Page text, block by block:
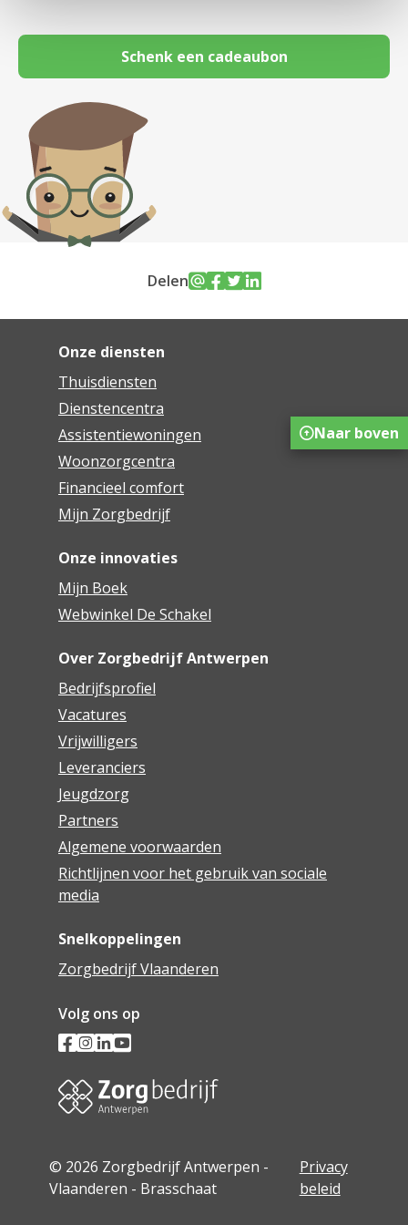
Schenk een cadeaubon
Delen
Onze diensten
Thuisdiensten
Dienstencentra
Assistentiewoningen
Woonzorgcentra
Financieel comfort
Mijn Zorgbedrijf
Onze innovaties
Mijn Boek
Webwinkel De Schakel
Over Zorgbedrijf Antwerpen
Bedrijfsprofiel
Vacatures
Vrijwilligers
Leveranciers
Jeugdzorg
Partners
Algemene voorwaarden
Richtlijnen voor het gebruik van sociale
media
Snelkoppelingen
Zorgbedrijf Vlaanderen
Volg ons op
© 2026 Zorgbedrijf Antwerpen -
Vlaanderen - Brasschaat
Privacy
beleid
Naar boven